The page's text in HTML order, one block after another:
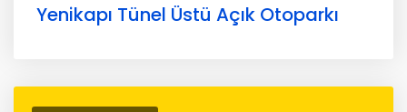
Yenikapı Tünel Üstü Açık Otoparkı